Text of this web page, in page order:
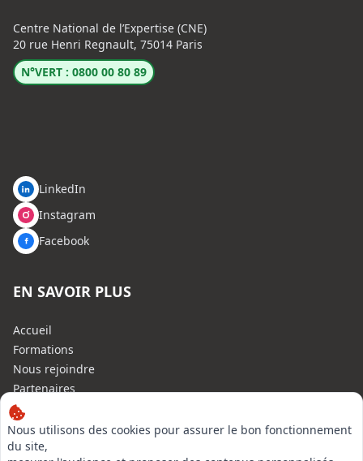
Nous utilisons des cookies pour assurer le bon fonctionnement
du site,
Centre National de l’Expertise (CNE)
20 rue Henri Regnault, 75014 Paris
N°VERT : 0800 00 80 89
LinkedIn
Instagram
Facebook
EN SAVOIR PLUS
Accueil
Formations
Nous rejoindre
Partenaires
Autres missions
Le C.N.E.
Membre IVSC